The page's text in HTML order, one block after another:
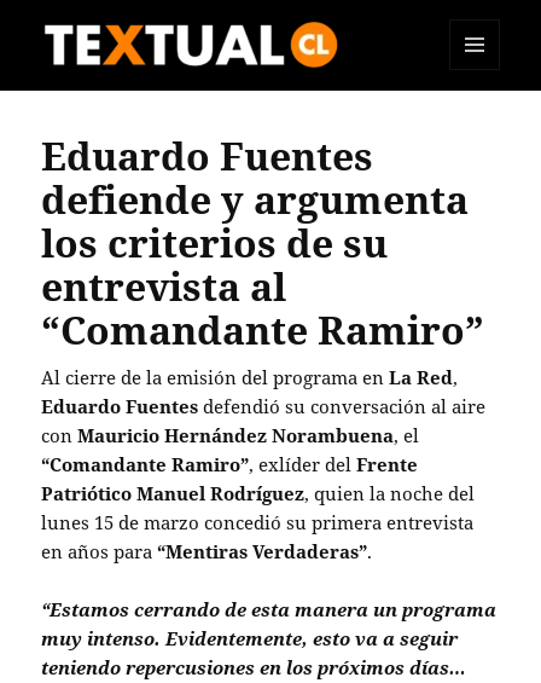
Eduardo Fuentes
defiende y argumenta
los criterios de su
entrevista al
“Comandante Ramiro”
Al cierre de la emisión del programa enLa Red,
Eduardo Fuentes defendió su conversación al aire
conMauricio Hernández Norambuena, el
“Comandante Ramiro”, exlíder delFrente
Patriótico Manuel Rodríguez, quien la noche del
lunes 15 de marzo concedió su primera entrevista
en años para“Mentiras Verdaderas”.
“Estamos cerrando de esta manera un programa
muy intenso. Evidentemente, esto va a seguir
teniendo repercusiones en los próximos días…